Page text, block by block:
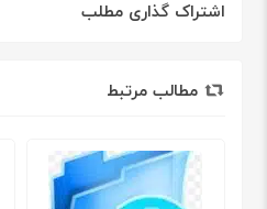
اشتراک گذاری مطلب
مطالب مرتبط